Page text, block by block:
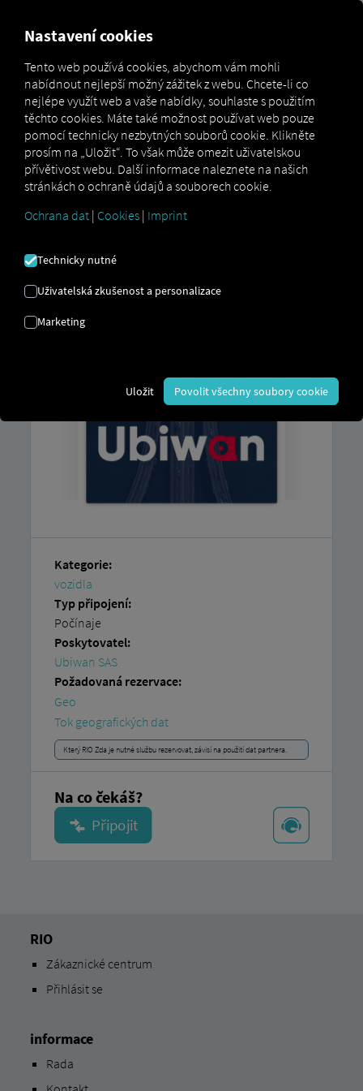
Marketplace Connectors Ubiwan Connect
UBISOFT CONNECT
můžetetuto službu rozšířit o data z
přístup k
Kategorie:
vozidla
Typ připojení:
Počínaje
Poskytovatel:
Ubiwan SAS
Požadovaná rezervace:
Geo
Tok geografických dat
Který RIO Zda je nutné službu rezervovat, závisí na použití dat partnera.
Na co čekáš?
RIO
Zákaznické centrum
Přihlásit se
informace
Rada
Nastavení cookies
Tento web používá cookies, abychom vám mohli
nabídnout nejlepší možný zážitek z webu. Chcete-li co
nejlépe využít web a vaše nabídky, souhlaste s použitím
těchto cookies. Máte také možnost používat web pouze
pomocí technicky nezbytných souborů cookie. Klikněte
prosím na „Uložit“. To však může omezit uživatelskou
přívětivost webu. Další informace naleznete na našich
stránkách o ochraně údajů a souborech cookie.
Ochrana dat | Cookies | Imprint
Technicky nutné
Uživatelská zkušenost a personalizace
Marketing
Uložit Povolit všechny soubory cookie